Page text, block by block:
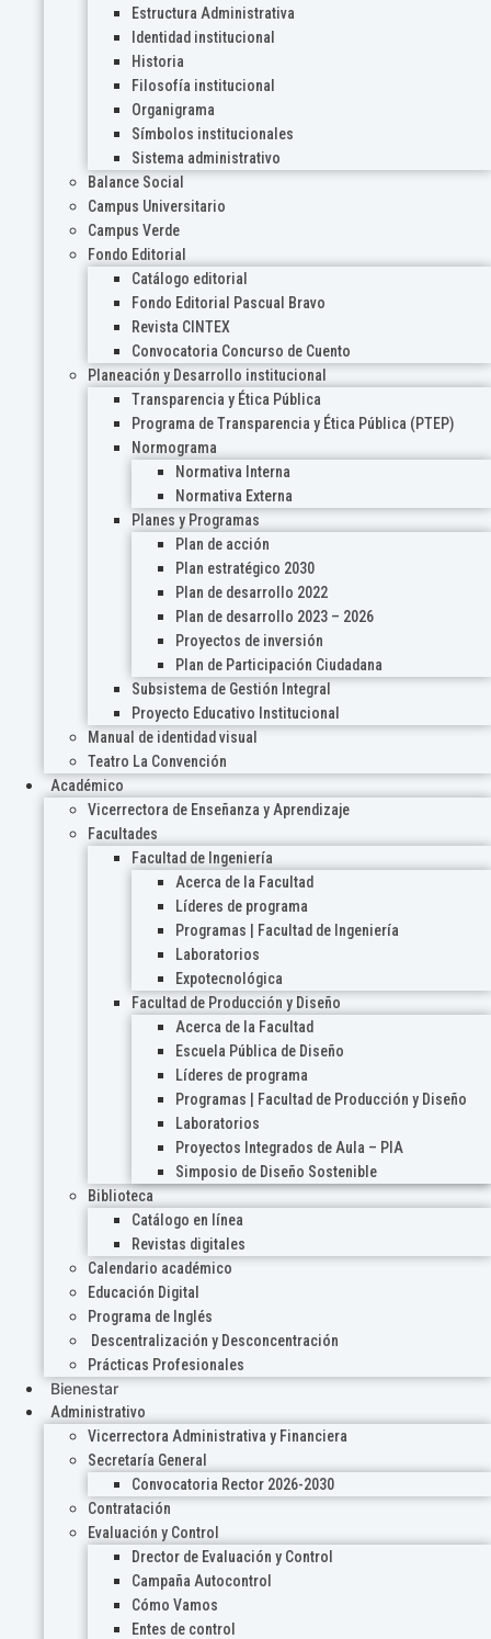
Estructura Administrativa
Identidad institucional
Historia
Filosofía institucional
Organigrama
Símbolos institucionales
Sistema administrativo
Balance Social
Campus Universitario
Campus Verde
Fondo Editorial
Catálogo editorial
Fondo Editorial Pascual Bravo
Revista CINTEX
Convocatoria Concurso de Cuento
Planeación y Desarrollo institucional
Transparencia y Ética Pública
Programa de Transparencia y Ética Pública (PTEP)
Normograma
Normativa Interna
Normativa Externa
Planes y Programas
Plan de acción
Plan estratégico 2030
Plan de desarrollo 2022
Plan de desarrollo 2023 – 2026
Proyectos de inversión
Plan de Participación Ciudadana
Subsistema de Gestión Integral
Proyecto Educativo Institucional
Manual de identidad visual
Teatro La Convención
Académico
Vicerrectora de Enseñanza y Aprendizaje
Facultades
Facultad de Ingeniería
Acerca de la Facultad
Líderes de programa
Programas | Facultad de Ingeniería
Laboratorios
Expotecnológica
Facultad de Producción y Diseño
Acerca de la Facultad
Escuela Pública de Diseño
Líderes de programa
Programas | Facultad de Producción y Diseño
Laboratorios
Proyectos Integrados de Aula – PIA
Simposio de Diseño Sostenible
Biblioteca
Catálogo en línea
Revistas digitales
Calendario académico
Educación Digital
Programa de Inglés
Descentralización y Desconcentración
Prácticas Profesionales
Bienestar
Administrativo
Vicerrectora Administrativa y Financiera
Secretaría General
Convocatoria Rector 2026-2030
Contratación
Evaluación y Control
Drector de Evaluación y Control
Campaña Autocontrol
Cómo Vamos
Entes de control